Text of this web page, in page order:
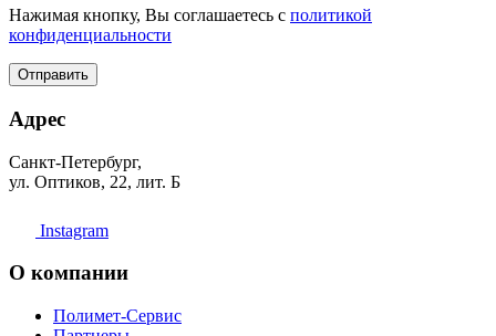
Нажимая кнопку, Вы соглашаетесь с политикой
конфиденциальности
Отправить
Адрес
Санкт-Петербург,
ул. Оптиков, 22, лит. Б
Instagram
О компании
Полимет-Сервис